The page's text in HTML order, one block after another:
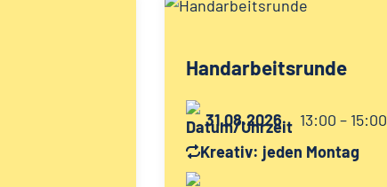
Handarbeitsrunde
31.08.2026
13:00 – 15:00
Kreativ: jeden Montag